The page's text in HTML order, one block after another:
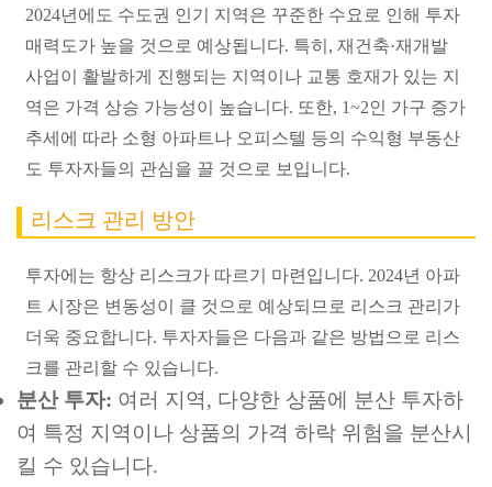
2024년에도 수도권 인기 지역은 꾸준한 수요로 인해 투자
매력도가 높을 것으로 예상됩니다. 특히, 재건축·재개발
사업이 활발하게 진행되는 지역이나 교통 호재가 있는 지
역은 가격 상승 가능성이 높습니다. 또한, 1~2인 가구 증가
추세에 따라 소형 아파트나 오피스텔 등의 수익형 부동산
도 투자자들의 관심을 끌 것으로 보입니다.
리스크 관리 방안
투자에는 항상 리스크가 따르기 마련입니다. 2024년 아파
트 시장은 변동성이 클 것으로 예상되므로 리스크 관리가
더욱 중요합니다. 투자자들은 다음과 같은 방법으로 리스
크를 관리할 수 있습니다.
분산 투자: 여러 지역, 다양한 상품에 분산 투자하
여 특정 지역이나 상품의 가격 하락 위험을 분산시
킬 수 있습니다.